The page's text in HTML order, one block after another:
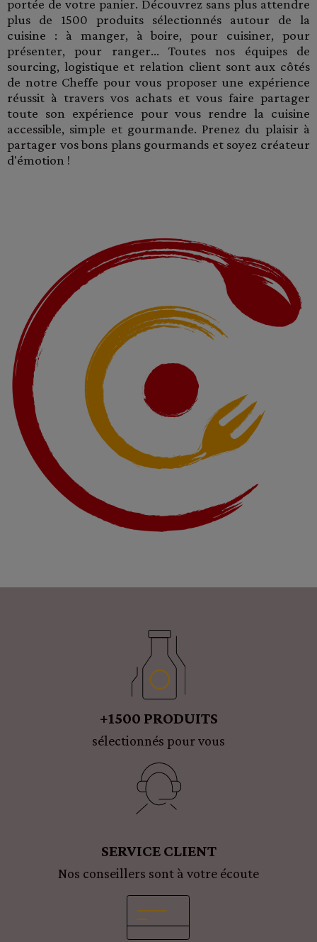
portée de votre panier. Découvrez sans plus attendre
plus de 1500 produits sélectionnés autour de la
cuisine : à manger, à boire, pour cuisiner, pour
présenter, pour ranger... Toutes nos équipes de
sourcing, logistique et relation client sont aux côtés
de notre Cheffe pour vous proposer une expérience
réussit à travers vos achats et vous faire partager
toute son expérience pour vous rendre la cuisine
accessible, simple et gourmande. Prenez du plaisir à
partager vos bons plans gourmands et soyez créateur
d'émotion !
+1500 PRODUITS
sélectionnés pour vous
SERVICE CLIENT
Nos conseillers sont à votre écoute